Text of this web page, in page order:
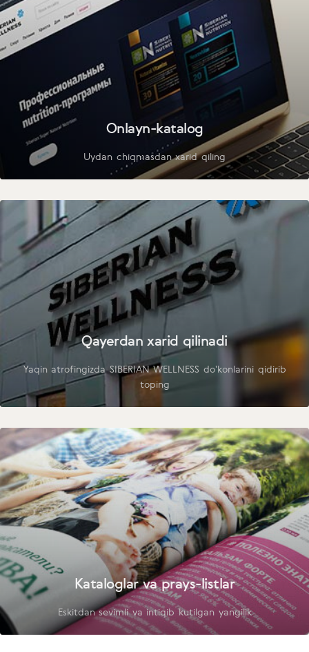
Onlayn-katalog
Uydan chiqmasdan xarid qiling
Qayerdan xarid qilinadi
Yaqin atrofingizda SIBERIAN WELLNESS do'konlarini qidirib
toping
Kataloglar va prays-listlar
Eskitdan sevimli va intiqib kutilgan yangilik